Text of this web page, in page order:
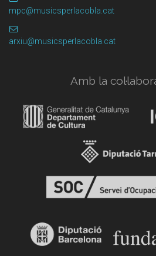
mpc@musicsperlacobla.cat
arxiu@musicsperlacobla.cat
Amb la